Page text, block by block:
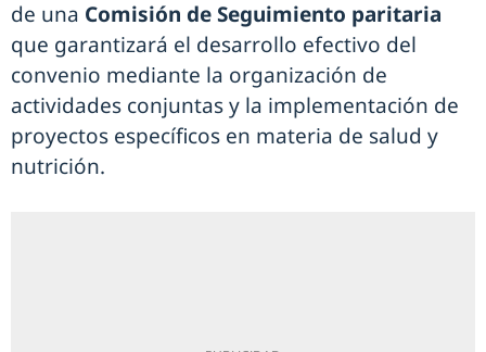
de una Comisión de Seguimiento paritaria
que garantizará el desarrollo efectivo del
convenio mediante la organización de
actividades conjuntas y la implementación de
proyectos específicos en materia de salud y
nutrición.